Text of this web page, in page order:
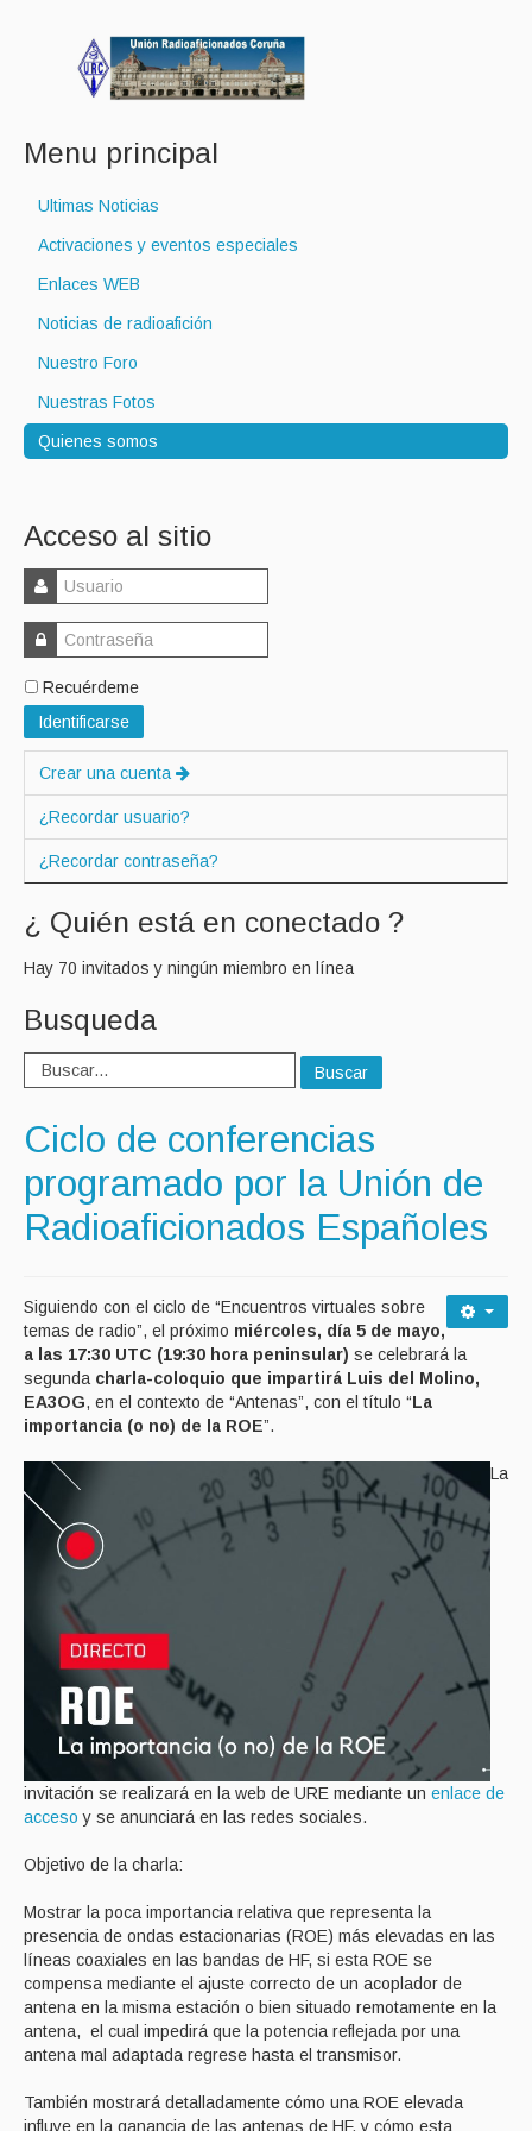
Menu principal
Ultimas Noticias
Activaciones y eventos especiales
Enlaces WEB
Noticias de radioafición
Nuestro Foro
Nuestras Fotos
Quienes somos
Acceso al sitio
Recuérdeme
Identificarse
Crear una cuenta
¿Recordar usuario?
¿Recordar contraseña?
¿ Quién está en conectado ?
Hay 70 invitados y ningún miembro en línea
Busqueda
Buscar
Ciclo de conferencias
programado por la Unión de
Radioaficionados Españoles
Siguiendo con el ciclo de “Encuentros virtuales sobre
temas de radio”, el próximo miércoles, día 5 de mayo,
a las 17:30 UTC (19:30 hora peninsular) se celebrará la
segundacharla-coloquio que impartirá Luis del Molino,
EA3OG, en el contexto de “Antenas”, con el título “La
importancia (o no) de la ROE”.
La
invitación se realizará en la web de URE mediante un enlace de
acceso y se anunciará en las redes sociales.
Objetivo de la charla:
Mostrar la poca importancia relativa que representa la
presencia de ondas estacionarias (ROE) más elevadas en las
líneas coaxiales en las bandas de HF, si esta ROE se
compensa mediante el ajuste correcto de un acoplador de
antena en la misma estación o bien situado remotamente en la
antena, el cual impedirá que la potencia reflejada por una
antena mal adaptada regrese hasta el transmisor.
También mostrará detalladamente cómo una ROE elevada
influye en la ganancia de las antenas de HF, y cómo esta